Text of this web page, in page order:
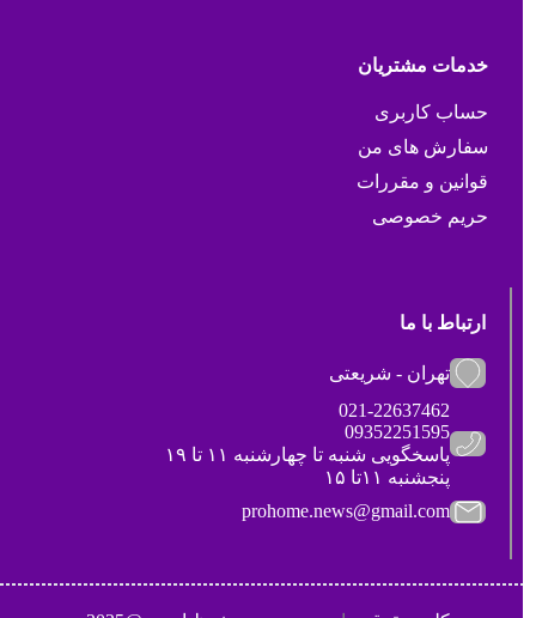
خدمات مشتریان
حساب کاربری
سفارش های من
قوانین و مقررات
حریم خصوصی
ارتباط با ما
تهران - شریعتی
021-22637462
09352251595
پاسخگویی شنبه تا چهارشنبه ۱۱ تا ۱۹
پنجشنبه ۱۱تا ۱۵
prohome.news@gmail.com